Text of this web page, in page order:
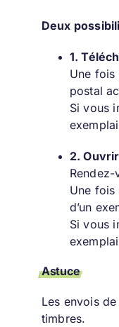
Deux
1.
Une fois
postal
Si vous
2.
Une
d’un
Si vous
Astuce
Les envois
timbres.